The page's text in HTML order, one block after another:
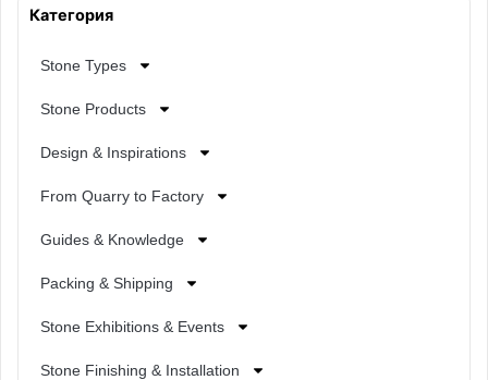
Категория
Stone Types
Stone Products
Design & Inspirations
From Quarry to Factory
Guides & Knowledge
Packing & Shipping
Stone Exhibitions & Events
Stone Finishing & Installation